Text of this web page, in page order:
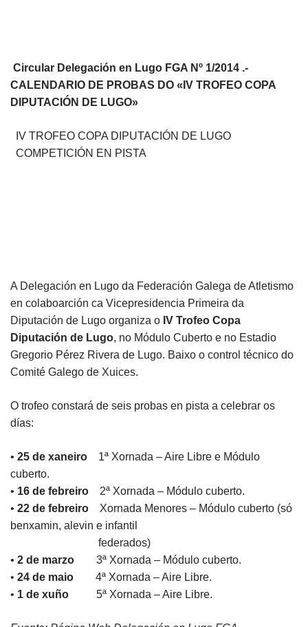
Circular Delegación en Lugo FGA Nº 1/2014 .-
CALENDARIO DE PROBAS DO «IV TROFEO COPA
DIPUTACIÓN DE LUGO»
IV TROFEO COPA DIPUTACIÓN DE LUGO
COMPETICIÓN EN PISTA
A Delegación en Lugo da Federación Galega de Atletismo
en colaboarción ca Vicepresidencia Primeira da
Diputación de Lugo organiza o IV Trofeo Copa
Diputación de Lugo, no Módulo Cuberto e no Estadio
Gregorio Pérez Rivera de Lugo. Baixo o control técnico do
Comité Galego de Xuices.
O trofeo constará de seis probas en pista a celebrar os
días:
• 25 de xaneiro 1ª Xornada – Aire Libre e Módulo
cuberto.
• 16 de febreiro 2ª Xornada – Módulo cuberto.
• 22 de febreiro Xornada Menores – Módulo cuberto (só
benxamin, alevin e infantil
federados)
• 2 de marzo
3ª Xornada – Módulo cuberto.
• 24 de maio
4ª Xornada – Aire Libre.
• 1 de xuño 5ª Xornada – Aire Libre.